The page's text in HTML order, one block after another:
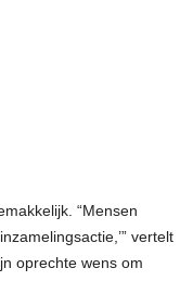
“Mensen
vertelt
oprechte wens om